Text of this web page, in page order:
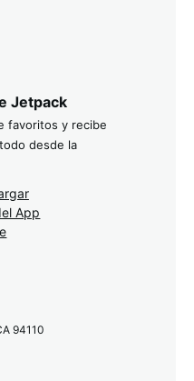
Jetpack
favoritos y recibe
desde la
94110